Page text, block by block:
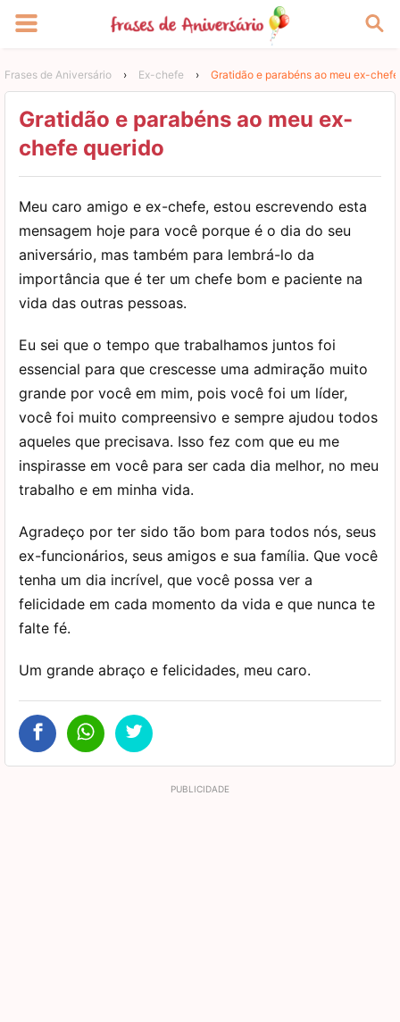
Frases de Aniversário › Ex-chefe › Gratidão e parabéns ao meu ex-
Gratidão e parabéns ao meu ex-
chefe querido
Meu caro amigo e ex-chefe, estou escrevendo esta
mensagem hoje para você porque é o dia do seu
aniversário, mas também para lembrá-lo da
importância que é ter um chefe bom e paciente na
vida das outras pessoas.
Eu sei que o tempo que trabalhamos juntos foi
essencial para que crescesse uma admiração muito
grande por você em mim, pois você foi um líder,
você foi muito compreensivo e sempre ajudou todos
aqueles que precisava. Isso fez com que eu me
inspirasse em você para ser cada dia melhor, no meu
trabalho e em minha vida.
Agradeço por ter sido tão bom para todos nós, seus
ex-funcionários, seus amigos e sua família. Que você
tenha um dia incrível, que você possa ver a
felicidade em cada momento da vida e que nunca te
falte fé.
Um grande abraço e felicidades, meu caro.